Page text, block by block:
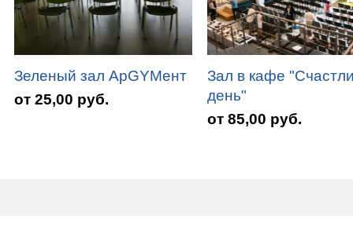
Зеленый зал АрGYMент
от 25,00 руб.
Зал в кафе
день"
от 85,00 руб.